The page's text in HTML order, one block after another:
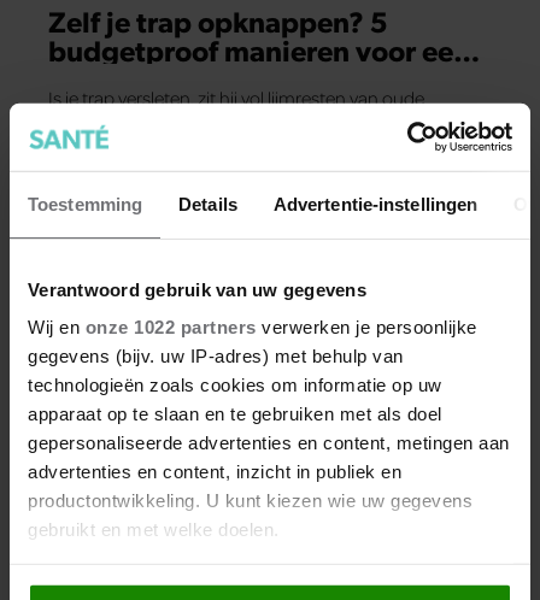
Toestemming Details Advertentie-instellingen
Verantwoord gebruik van uw gegevens
Wij en onze 1022 partners verwerken je persoonlijke
gegevens (bijv. uw IP-adres) met behulp van
technologieën zoals cookies om informatie op uw
apparaat op te slaan en te gebruiken met als doel
gepersonaliseerde advertenties en content, metingen aan
advertenties en content, inzicht in publiek en
productontwikkeling. U kunt kiezen wie uw gegevens
gebruikt en met welke doelen.
Als u het toestaat, willen we ook graag:
Zelf je trap opknappen? 5
budgetproof manieren voor een
Is je trap versleten, zit hij vol lijmresten van oude
bekleding of ben je simpelweg toe aan iets nieuws, maar
wil je geen bakken geld uitgeven aan nieuwe
juiste materialen en wat doorzettingsvermogen kun je je
trap zélf een complete make-over geven. En dat zonder
slimme manieren om je trap nieuw leven in te blazen.